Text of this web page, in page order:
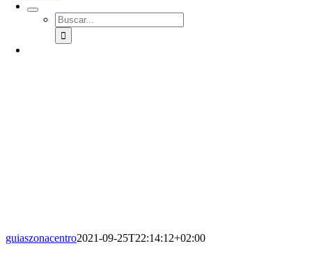
Buscar:
guiaszonacentro2021-09-25T22:14:12+02:00